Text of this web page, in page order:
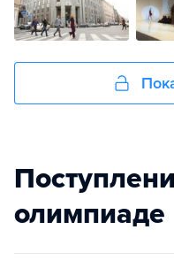
олимпиаде